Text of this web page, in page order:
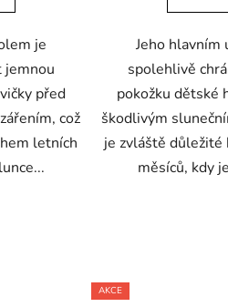
je
jemnou
před
což
letních
Jeho hlavním
spolehlivě
pokožku dětské
škodlivým
je zvláště důležité
měsíců, kdy
AKCE